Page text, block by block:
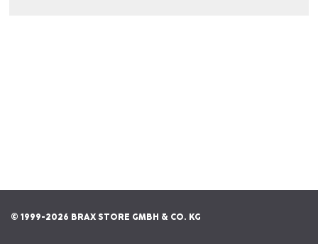
© 1999-2026 BRAX STORE GMBH & CO. KG